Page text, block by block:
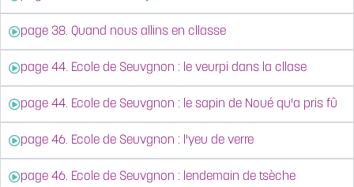
page 38. Quand nous allins en cllasse
page 44. Ecole de Seuvgnon : le veurpi dans la cllase
page 44. Ecole de Seuvgnon : le sapin de Noué qu'a pris fû
page 46. Ecole de Seuvgnon : l'yeu de verre
page 46. Ecole de Seuvgnon : lendemain de tsèche